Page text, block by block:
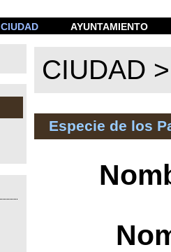
CIUDAD AYUNTAMIENTO
CIUDAD
Especie de los